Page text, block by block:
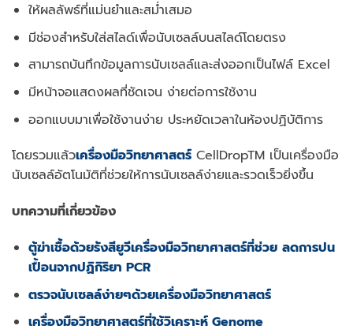
ให้ผลลัพธ์ที่แม่นยำและสม่ำเสมอ
มีช่องสำหรับใส่สไลด์เพื่อนับเซลล์บนสไลด์โดยตรง
สามารถบันทึกข้อมูลการนับเซลล์และส่งออกเป็นไฟล์ Excel
มีหน้าจอแสดงผลที่ชัดเจน ง่ายต่อการใช้งาน
ออกแบบมาเพื่อใช้งานง่าย ประหยัดเวลาในห้องปฏิบัติการ
โดยรวมแล้วเครื่องมือวิทยาศาสตร์ CellDropTM เป็นเครื่องมือ
นับเซลล์อัตโนมัติที่ช่วยให้การนับเซลล์ง่ายและรวดเร็วยิ่งขึ้น
บทความที่เกี่ยวข้อง
ตู้ฆ่าเชื้อด้วยรังสียูวีเครื่องมือวิทยาศาสตร์ที่ช่วย ลดการปน
เปื้อนจากปฏิกิริยา PCR
ตรวจนับเซลล์ง่ายๆด้วยเครื่องมือวิทยาศาสตร์
เครื่องมือวิทยาศาสตร์ที่ใช้วิเคราะห์ Genome